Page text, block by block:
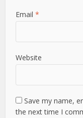
Email *
Website
Save my name,
the next time I